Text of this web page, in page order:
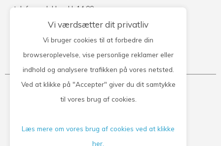
telefonen lukkes kl. 14.00.
Kontakt klinikken
Tandsbjerg Lægehus
6400 Sønderborg
Tlf.: 74 42 12 01
Vi værdsætter dit privatliv
Vi bruger cookies til at forbedre din
browseroplevelse, vise personlige reklamer eller
indhold og analysere trafikken på vores netsted.
Ved at klikke på "Accepter" giver du dit samtykke
til vores brug af cookies.
Læs mere om vores brug af cookies ved at klikke
her.